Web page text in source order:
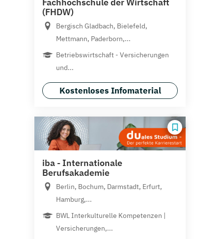
Fachhochschule der Wirtschaft
(FHDW)
Bergisch Gladbach, Bielefeld,
Mettmann, Paderborn,...
Betriebswirtschaft - Versicherungen
und...
Kostenloses Infomaterial
iba - Internationale
Berufsakademie
Berlin, Bochum, Darmstadt, Erfurt,
Hamburg,...
BWL Interkulturelle Kompetenzen |
Versicherungen,...